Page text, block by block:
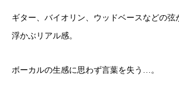
ギター、バイオリン、ウッドベースなどの弦
浮かぶリアル感。
ボーカルの生感に思わず言葉を失う…。